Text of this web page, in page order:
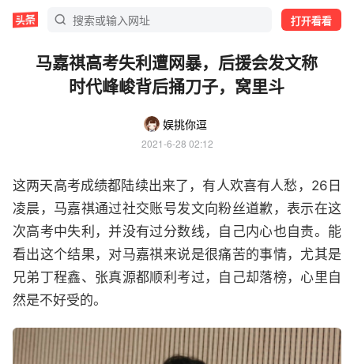
打开看看
马嘉祺高考失利遭网暴，后援会发文称
时代峰峻背后捅刀子，窝里斗
娱挑你逗
2021-6-28 02:12
这两天高考成绩都陆续出来了，有人欢喜有人愁，26日
凌晨，马嘉祺通过社交账号发文向粉丝道歉，表示在这
次高考中失利，并没有过分数线，自己内心也自责。能
看出这个结果，对马嘉祺来说是很痛苦的事情，尤其是
兄弟丁程鑫、张真源都顺利考过，自己却落榜，心里自
然是不好受的。